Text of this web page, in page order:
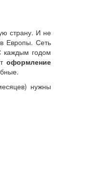
страну. И не
Европы. Сеть
каждым годом
оформление
нужны